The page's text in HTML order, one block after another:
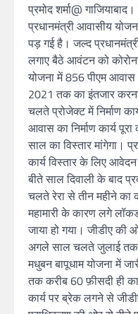
प्रमोद शर्मा@
प्रधानमंत्री आवासीय
पड़ गई है। जल्द
लगाए बैठे आवंटन को
योजना में 856 पीएम
2021 तक का इंतजार
चलते प्रोजेक्ट में निर्माण
आवास का निर्माण कार्य
साल का विस्तार मांगेगा।
कार्य विस्तार के लिए
बीते साल दिवाली के बाद
चलते रेरा से तीन महीने का
महामारी के कारण लगे
जाया हो गया। जीडीए
अगले साल चलते जुलाई तक
मधुबन बापूधाम योजना में
तक करीब 60 फ़ीसदी ही
कार्य पर ब्रेक लगने से